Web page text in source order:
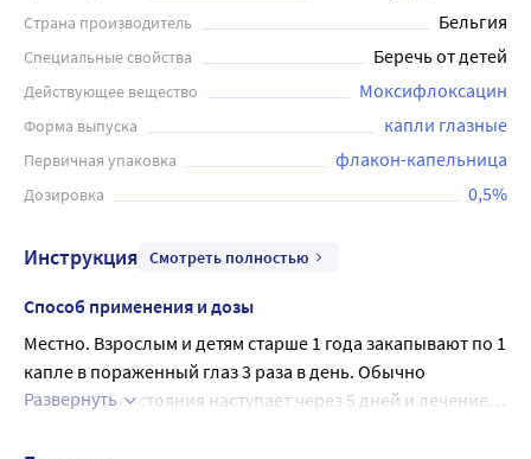
Страна производитель Бельгия
Специальные свойства Беречь от детей
Действующее вещество Моксифлоксацин
Форма выпуска капли глазные
Первичная упаковка флакон-капельница
Дозировка 0,5%
Инструкция Смотреть полностью
Способ применения и дозы
Местно. Взрослым и детям старше 1 года закапывают по 1
капле в пораженный глаз 3 раза в день. Обычно
улучшение состояния наступает через 5 дней и лечение
Развернуть